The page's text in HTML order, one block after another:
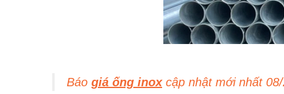
Báo giá ống inoxcập nhật mới nhất